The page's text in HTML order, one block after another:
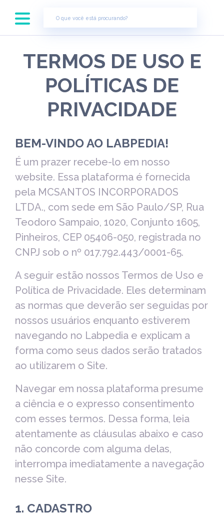
TERMOS DE USO E
POLÍTICAS DE
PRIVACIDADE
BEM-VINDO AO LABPEDIA!
É um prazer recebe-lo em nosso
website. Essa plataforma é fornecida
pela MCSANTOS INCORPORADOS
LTDA., com sede em São Paulo/SP, Rua
Teodoro Sampaio, 1020, Conjunto 1605,
Pinheiros, CEP 05406-050, registrada no
CNPJ sob o nº 017.792.443/0001-65.
A seguir estão nossos Termos de Uso e
Política de Privacidade. Eles determinam
as normas que deverão ser seguidas por
nossos usuários enquanto estiverem
navegando no Labpedia e explicam a
forma como seus dados serão tratados
ao utilizarem o Site.
Navegar em nossa plataforma presume
a ciência e o expresso consentimento
com esses termos. Dessa forma, leia
atentamente as cláusulas abaixo e caso
não concorde com alguma delas,
interrompa imediatamente a navegação
nesse Site.
1. CADASTRO